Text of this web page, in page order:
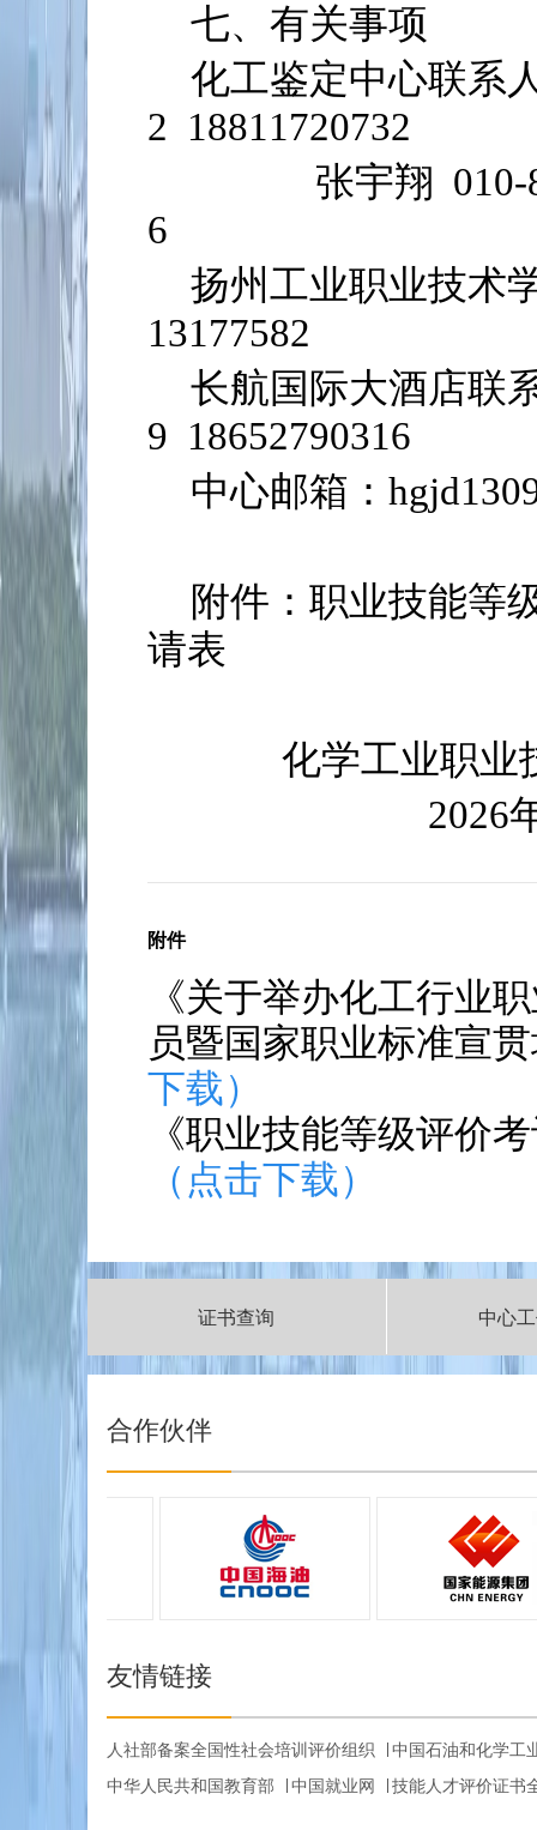
七、有关事项
化工鉴定中心联系
2 18811720732
张宇翔 010-
6
扬州工业职业技术
13177582
长航国际大酒店联
9 18652790316
中心邮箱：
附件：职业技能等
请表
化学工业职业
2026
附件
《关于举办化工行业
员暨国家职业标准宣
下载）
《职业技能等级评价
（点击下载）
证书查询 中心
合作伙伴
友情链接
人社部备案全国性社会培训评价组织
中国石油和化学工
中华人民共和国教育部
中国就业网 技能人才评价证书